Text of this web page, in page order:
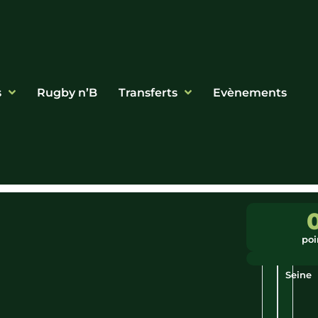
Rugby n’B Transferts Evènements
Seine